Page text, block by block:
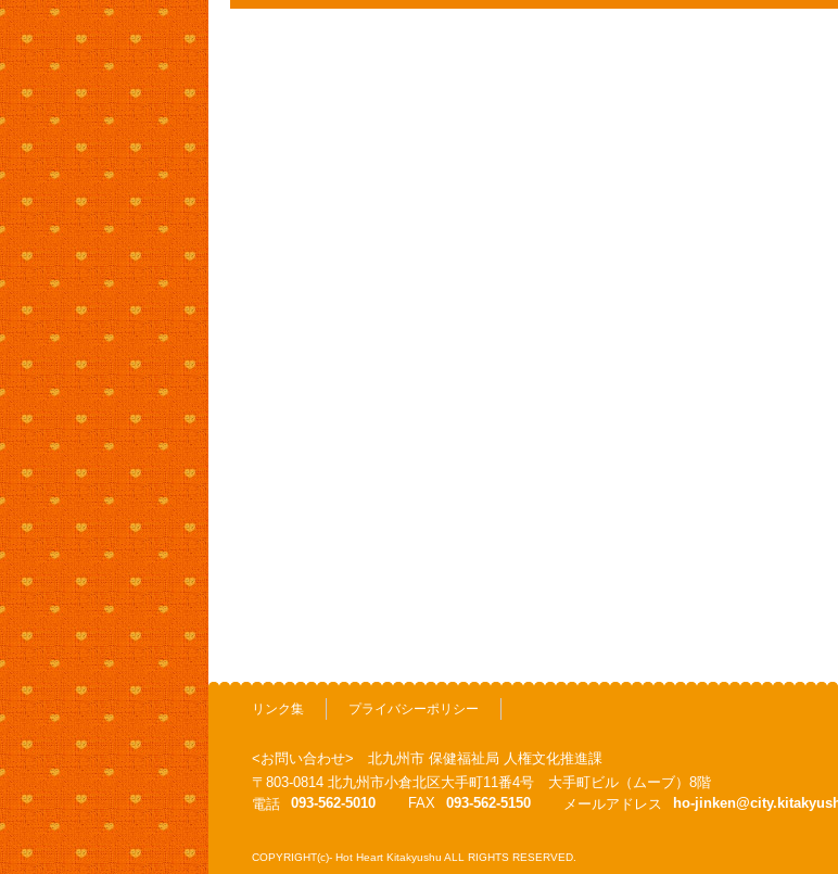
リンク集 プライバシーポリシー
<お問い合わせ> 北九州市 保健福祉局 人権文化推進課
〒803-0814 北九州市小倉北区大手町11番4号 大手町ビル（ムーブ）8階
電話
093-562-5010 FAX 093-562-5150 メールアドレス ho-
COPYRIGHT(c)- Hot Heart Kitakyushu ALL RIGHTS RESERVED.